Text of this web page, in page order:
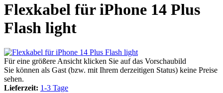
Flexkabel für iPhone 14 Plus
Flash light
Für eine größere Ansicht klicken Sie auf das Vorschaubild
Sie können als Gast (bzw. mit Ihrem derzeitigen Status) keine Preise
sehen.
Lieferzeit: 1-3 Tage